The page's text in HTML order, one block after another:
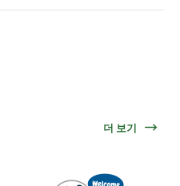
더 보기